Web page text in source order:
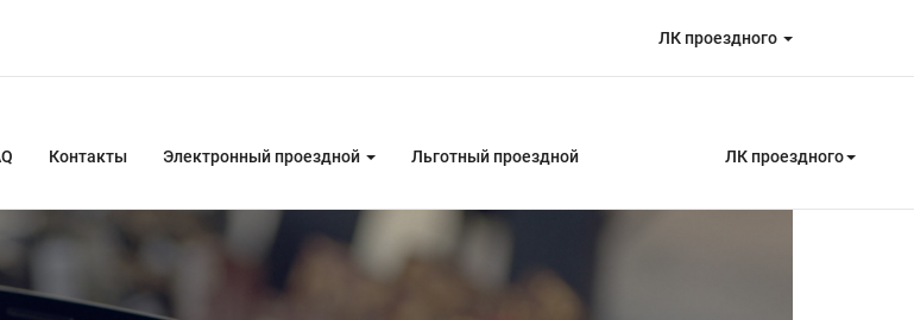
Контакты Электронный проездной Льготный проездной ЛК проездного
ЛК проездного